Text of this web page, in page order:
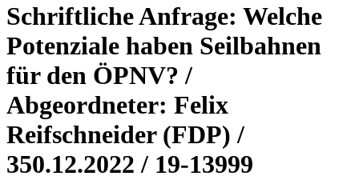
Schriftliche Anfrage: Welche
Potenziale haben Seilbahnen
für den ÖPNV? /
Abgeordneter: Felix
Reifschneider (FDP) /
350.12.2022 / 19-13999